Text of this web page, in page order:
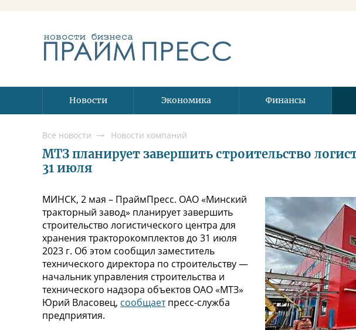
Новости Экономика Финансы
Все новости Новости компаний
МТЗ планирует завершить строительство
31 июля
МИНСК, 2 мая – ПраймПресс. ОАО «Минский
тракторный завод» планирует завершить
строительство логистического центра для
хранения тракторокомплектов до 31 июля
2023 г. Об этом сообщил заместитель
технического директора по строительству —
начальник управления строительства и
технического надзора объектов ОАО «МТЗ»
Юрий Власовец, сообщаетпресс-служба
предприятия.